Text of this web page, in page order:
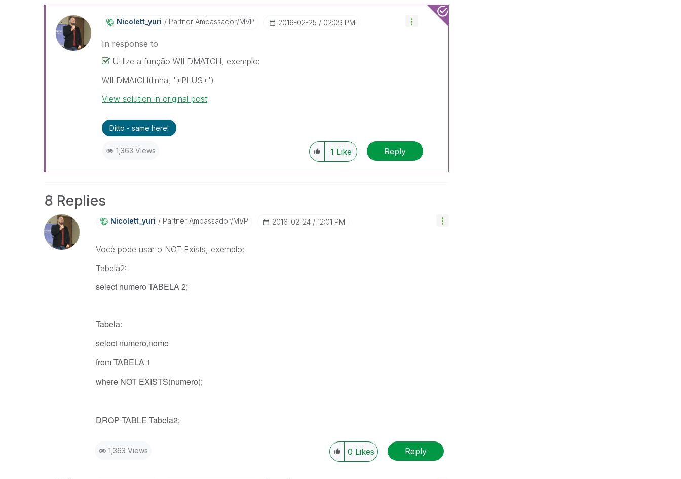
Nicolett_yuri Partner Ambassador/MVP ‎2016-02-25 02:09 PM
In response to
Utilize a função WILDMATCH, exemplo:
WILDMAtCH(linha, '*PLUS*')
View solution in original post
Ditto - same here!
1,363 Views 1 Like Reply
8 Replies
Nicolett_yuri Partner Ambassador/MVP ‎2016-02-24 12:01 PM
Você pode usar o NOT Exists, exemplo:
Tabela2:
select numero TABELA 2;
Tabela:
select numero,nome
from TABELA 1
where NOT EXISTS(numero);
DROP TABLE Tabela2;
1,363 Views 0 Likes Reply